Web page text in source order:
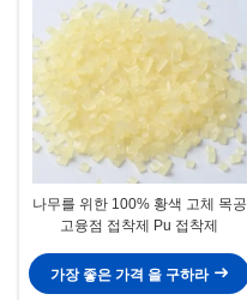
나무를 위한 100% 황색 고체 목공
고융점 접착제 Pu 접착제
가장 좋은 가격 을 구하라